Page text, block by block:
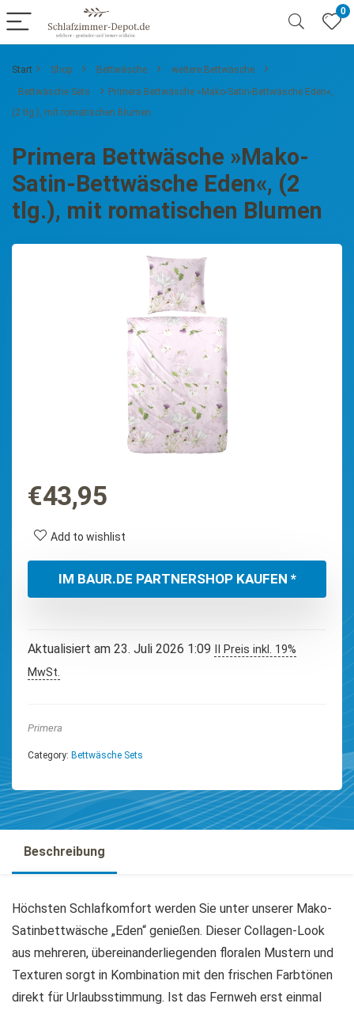
0
Start Shop Bettwäsche
weitere Bettwäsche
Bettwäsche Sets
Primera Bettwäsche »Mako-Satin-Bettwäsche Eden«,
(2 tlg.), mit romatischen Blumen
Primera Bettwäsche »Mako-
Satin-Bettwäsche Eden«, (2
tlg.), mit romatischen Blumen
€43,95
Add to wishlist
IM BAUR.DE PARTNERSHOP KAUFEN *
Aktualisiert am 23. Juli 2026 1:09
II Preis inkl. 19%
MwSt.
Primera
Category: Bettwäsche Sets
Beschreibung
Höchsten Schlafkomfort werden Sie unter unserer Mako-
Satinbettwäsche „Eden“ genießen. Dieser Collagen-Look
aus mehreren, übereinanderliegenden floralen Mustern und
Texturen sorgt in Kombination mit den frischen Farbtönen
direkt für Urlaubsstimmung. Ist das Fernweh erst einmal